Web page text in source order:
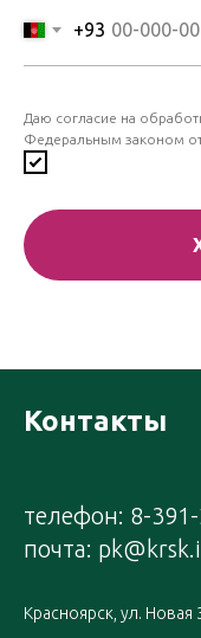
+93
Даю согласие на
Федеральным законом
Контакты
телефон: 8-
почта:
Красноярск, ул. Новая